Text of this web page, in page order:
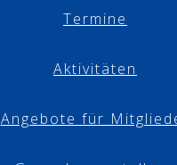
Termine
Aktivitäten
Angebote für